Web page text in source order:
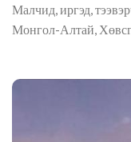
Малчид, иргэд,
Монгол-Алтай,